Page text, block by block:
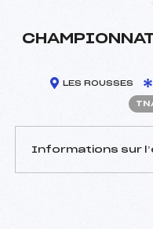
LES ROUSSES
Informations sur